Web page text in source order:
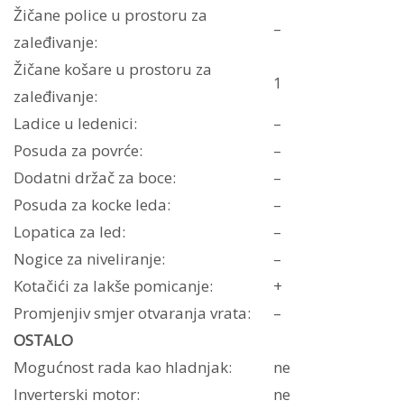
Žičane police u prostoru za
zaleđivanje:
–
Žičane košare u prostoru za
zaleđivanje:
1
Ladice u ledenici:
–
Posuda za povrće:
–
Dodatni držač za boce:
–
Posuda za kocke leda:
–
Lopatica za led:
–
Nogice za niveliranje:
–
Kotačići za lakše pomicanje:
+
Promjenjiv smjer otvaranja vrata:
–
OSTALO
Mogućnost rada kao hladnjak:
ne
Inverterski motor:
ne